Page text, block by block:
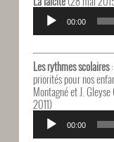
Lecteur
audio
00:00
Les rythmes scolaires:
priorités pour nos
Montagné et J. Gleyse
2011)
Lecteur
audio
00:00